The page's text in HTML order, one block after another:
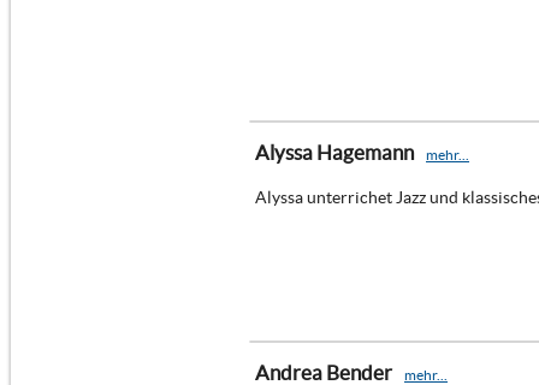
Alyssa Hagemann mehr...
Alyssa unterrichet Jazz und
Andrea Bender mehr...